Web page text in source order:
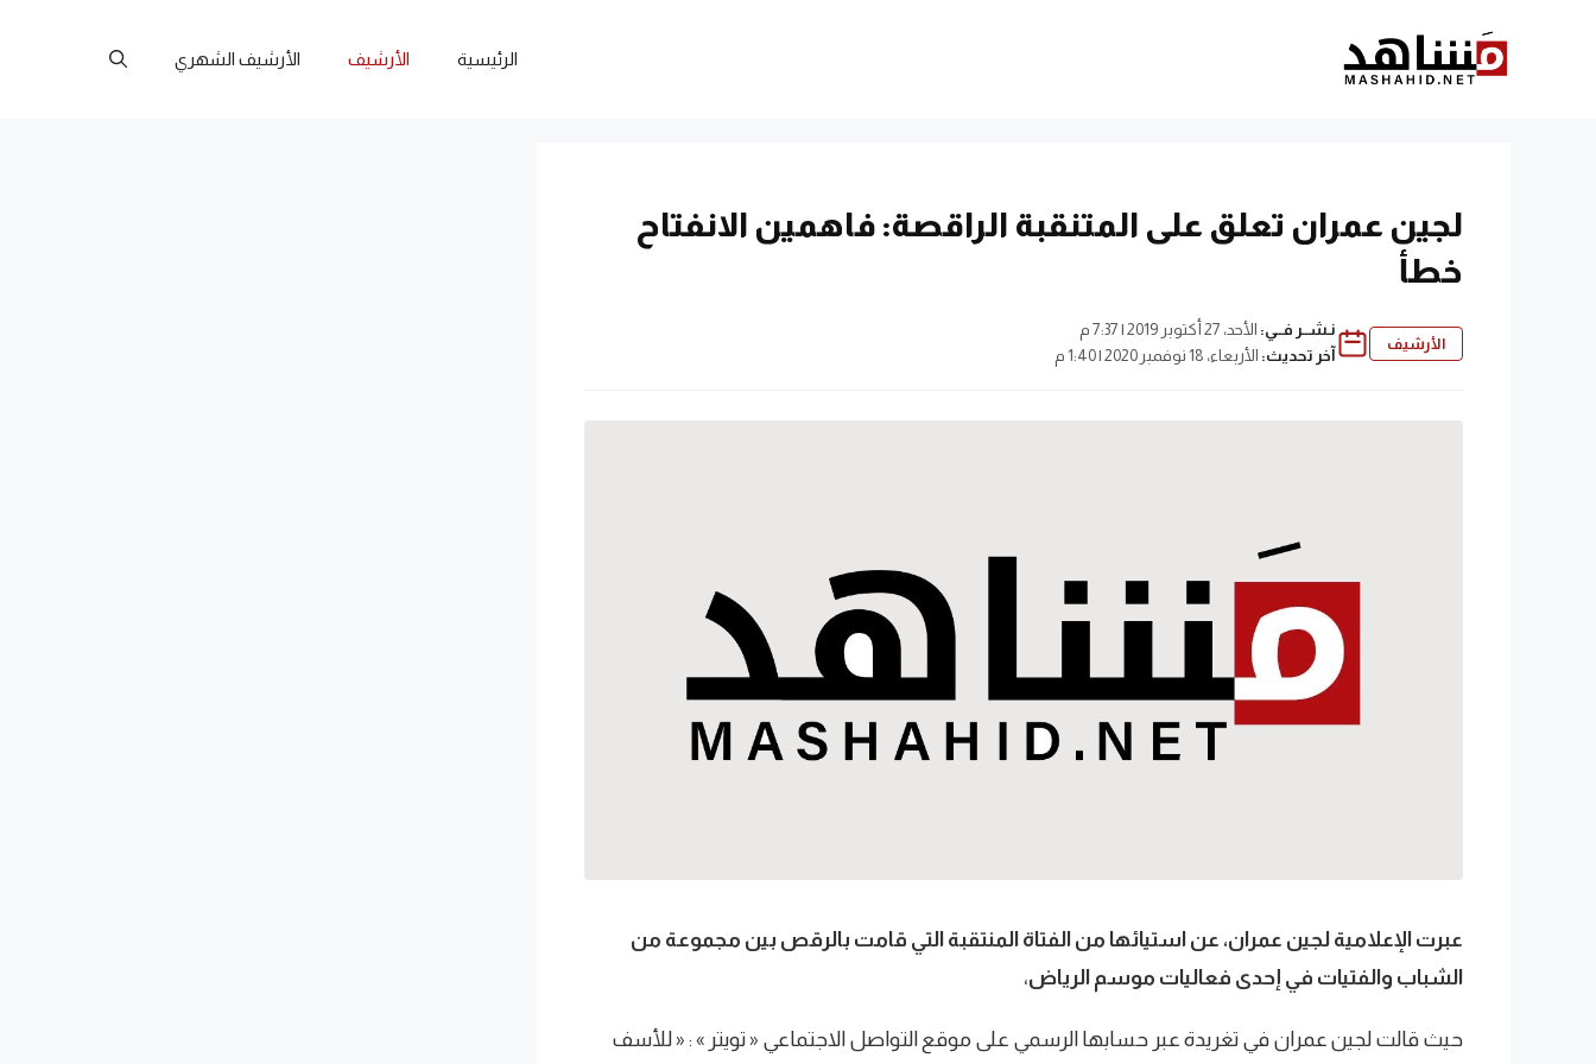
الرئيسية الأرشيف الأرشيف الشهري
لجين عمران تعلق على المتنقبة الراقصة: فاهمين الانفتاح
خطأ
الأرشيف
نـشــر فــي: الأحد، 27 أكتوبر 2019 | 7:37 م
آخر تحديث: الأربعاء، 18 نوفمبر 2020 | 1:40 م
عبرت الإعلامية لجين عمران، عن استيائها من الفتاة المنتقبة التي قامت بالرقص‎ بين مجموعة من
الشباب والفتيات في إحدى فعاليات موسم الرياض،
حيث قالت لجين عمران في تغريدة عبر حسابها الرسمي على موقع التواصل الاجتماعي « تويتر » : « للأسف